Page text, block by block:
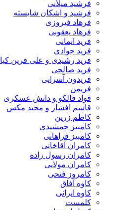
فرشید میلانی
فرشید و اشکان شایسته
فرهاد فیروزی
فرهاد یعقوبی
فرید ایمانی
فرید جوادی
فرید رشیدی و علی فرین کیا
فرید صالحی
فریدون آسرایی
فریمن
فواد فالکو و دانش عسکری
قاسم افشار و مجید مکس
کاظم زرین
کامبیز جمشیدی
کامبیز فراهانی
کامران آقاخانی
کامران رسول زاده
کامران مولایی
کامروز فتحی
کاوه آفاق
کاوه ایرانی
کلمست